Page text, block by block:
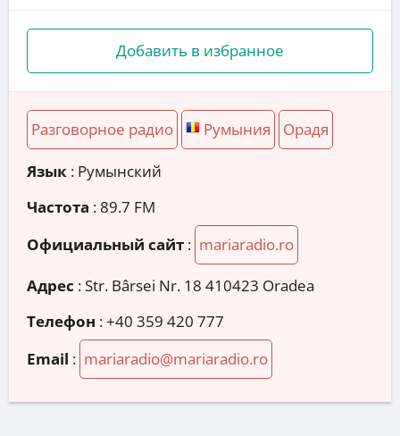
Добавить в избранное
Разговорное радио Румыния Орадя
Язык : Румынский
Частота : 89.7 FM
Официальный сайт : mariaradio.ro
Адрес :Str. Bârsei Nr. 18 410423 Oradea
Телефон :+40 359 420 777
Email : mariaradio@mariaradio.ro